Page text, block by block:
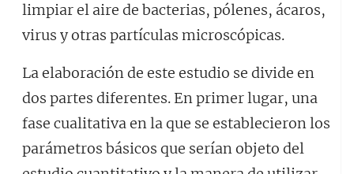
limpiar el aire de bacterias, pólenes, ácaros,
virus y otras partículas microscópicas.
La elaboración de este estudio se divide en
dos partes diferentes. En primer lugar, una
fase cualitativa en la que se establecieron los
parámetros básicos que serían objeto del